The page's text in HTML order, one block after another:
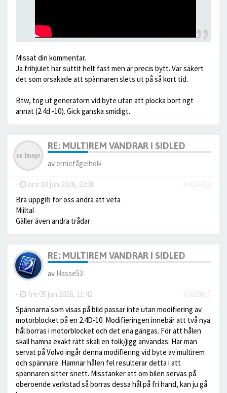
Missat din kommentar.
Ja frihjulet har suttit helt fast men är precis bytt. Var säkert
det som orsakade att spännaren slets ut på så kort tid.
Btw, tog ut generatorn vid byte utan att plocka bort ngt
annat (2.4d -10). Gick ganska smidigt.
RE: MULTIREM VANDRAR I SIDLED
av erniefågelholk
- ons 03 jun 2026, 22:01
#1629754
Bra uppgift för oss andra att veta
Miiltal
Gäller även andra trådar
RE: MULTIREM VANDRAR I SIDLED
av Hasse53
- fre 05 jun 2026, 11:42
#1629817
Spännarna som visas på bild passar inte utan modifiering av
motorblocket på en 2.4D-10. Modifieringen innebär att två nya
hål borras i motorblocket och det ena gängas. För att hålen
skall hamna exakt rätt skall en tolk/jigg användas. Har man
servat på Volvo ingår denna modifiering vid byte av multirem
och spännare. Hamnar hålen fel resulterar detta i att
spännaren sitter snett. Misstänker att om bilen servas på
oberoende verkstad så borras dessa hål på fri hand, kan ju gå